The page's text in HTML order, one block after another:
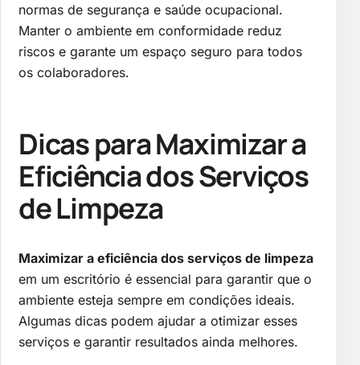
normas de segurança e saúde ocupacional.
Manter o ambiente em conformidade reduz
riscos e garante um espaço seguro para todos
os colaboradores.
Dicas para Maximizar a
Eficiência dos Serviços
de Limpeza
Maximizar a eficiência dos serviços de limpeza
em um escritório é essencial para garantir que o
ambiente esteja sempre em condições ideais.
Algumas dicas podem ajudar a otimizar esses
serviços e garantir resultados ainda melhores.